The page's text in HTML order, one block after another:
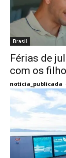
Brasil
Férias de
com os
noticia_publicada -